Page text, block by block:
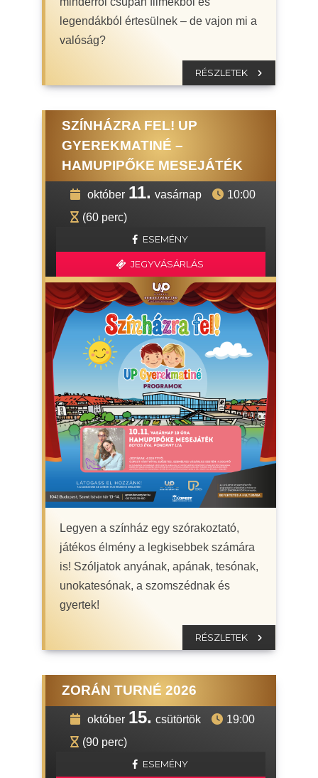
legendákból értesülnek – de vajon mi a
valóság?
RÉSZLETEK
SZÍNHÁZRA FEL! UP
GYEREKMATINÉ –
HAMUPIPŐKE MESEJÁTÉK
október 11. vasárnap
10:00
(60 perc)
ESEMÉNY
JEGYVÁSÁRLÁS
Legyen a színház egy szórakoztató,
játékos élmény a legkisebbek számára
is! Szóljatok anyának, apának, tesónak,
unokatesónak, a szomszédnak és
gyertek!
RÉSZLETEK
ZORÁN TURNÉ 2026
október 15. csütörtök
19:00
(90 perc)
ESEMÉNY